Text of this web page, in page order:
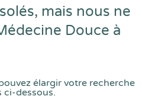
mais nous ne
Douce à
élargir votre recherche
ci-dessous.